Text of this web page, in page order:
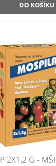
2X1,2 G -